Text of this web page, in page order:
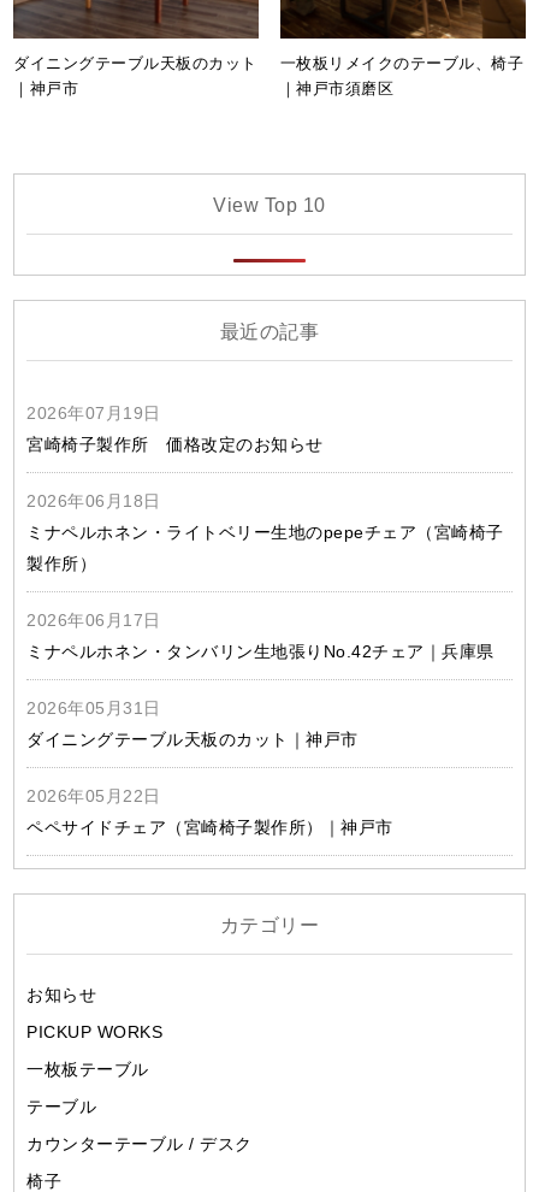
ダイニングテーブル天板のカット
｜神戸市
一枚板リメイクのテーブル、椅子
｜神戸市須磨区
View Top 10
最近の記事
2026年07月19日
宮崎椅子製作所 価格改定のお知らせ
2026年06月18日
ミナペルホネン・ライトベリー生地のpepeチェア（宮崎椅子
製作所）
2026年06月17日
ミナペルホネン・タンバリン生地張りNo.42チェア｜兵庫県
2026年05月31日
ダイニングテーブル天板のカット｜神戸市
2026年05月22日
ペペサイドチェア（宮崎椅子製作所）｜神戸市
カテゴリー
お知らせ
PICKUP WORKS
一枚板テーブル
テーブル
カウンターテーブル / デスク
椅子